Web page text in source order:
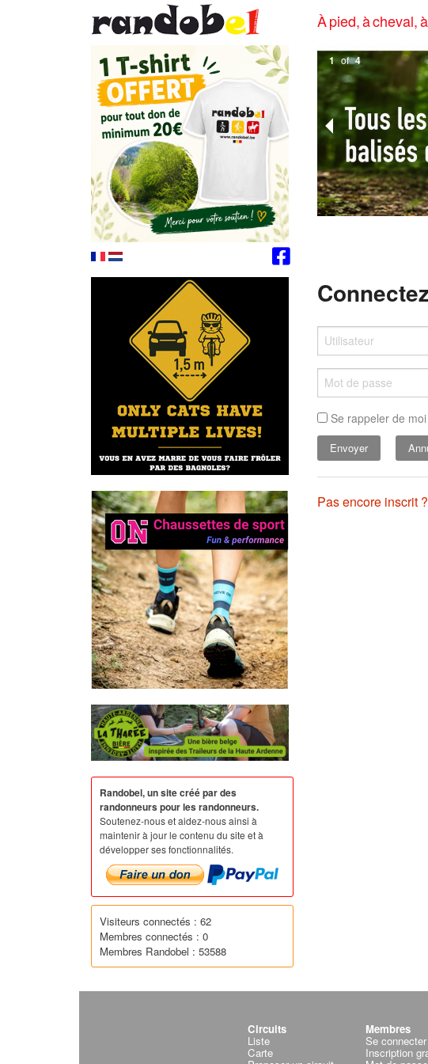
À pied, à cheval,
1 of 4
Se rappeler de moi
Pas encore inscrit
Randobel, un site créé par des
randonneurs pour les randonneurs.
Soutenez-nous et aidez-nous ainsi à
maintenir à jour le contenu du site et à
développer ses fonctionnalités.
Visiteurs connectés : 62
Membres connectés : 0
Membres Randobel : 53588
Circuits
Liste
Carte
Membres
Se connecter
Inscription